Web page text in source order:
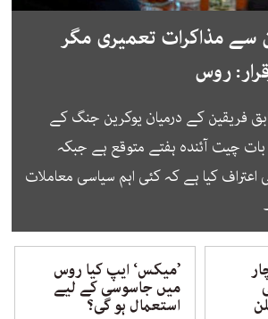
سے مذاکرات تعمیری مگر
روس
فریقین کے درمیان یوکرین جنگ کے
چیت آئندہ ہفتے متوقع ہے جبکہ
اعتراف کیا ہے کہ کئی اہم سیاسی معاملات
’میکس‘ ایپ کیا روس
میں جاسوسی کے لیے
استعمال ہو گی؟